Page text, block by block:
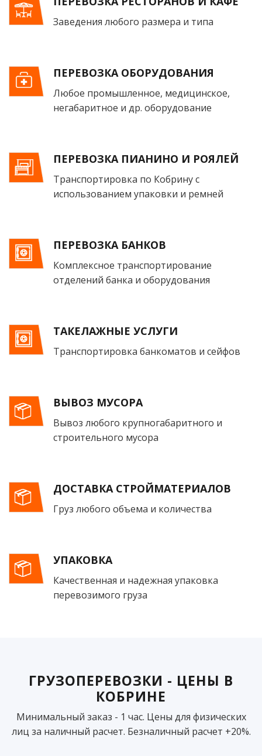
Заведения любого размера и типа
ПЕРЕВОЗКА ОБОРУДОВАНИЯ
Любое промышленное, медицинское,
негабаритное и др. оборудование
ПЕРЕВОЗКА ПИАНИНО И РОЯЛЕЙ
Транспортировка по Кобрину с
использованием упаковки и ремней
ПЕРЕВОЗКА БАНКОВ
Комплексное транспортирование
отделений банка и оборудования
ТАКЕЛАЖНЫЕ УСЛУГИ
Транспортировка банкоматов и сейфов
ВЫВОЗ МУСОРА
Вывоз любого крупногабаритного и
строительного мусора
ДОСТАВКА СТРОЙМАТЕРИАЛОВ
Груз любого объема и количества
УПАКОВКА
Качественная и надежная упаковка
перевозимого груза
ГРУЗОПЕРЕВОЗКИ - ЦЕНЫ В
КОБРИНЕ
Минимальный заказ - 1 час. Цены для физических
лиц за наличный расчет. Безналичный расчет +20%.